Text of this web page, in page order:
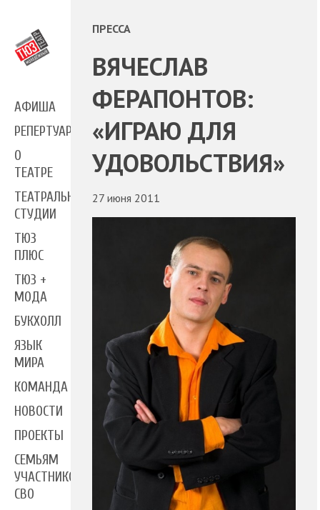
АФИША
РЕПЕРТУАР
О
ТЕАТРЕ
ТЕАТРАЛЬНЫЕ
СТУДИИ
ТЮЗ
ПЛЮС
ТЮЗ +
МОДА
БУКХОЛЛ
ЯЗЫК
МИРА
КОМАНДА
НОВОСТИ
ПРОЕКТЫ
СЕМЬЯМ
УЧАСТНИКОВ
СВО
ПРЕССА
ВЯЧЕСЛАВ
ФЕРАПОНТОВ:
«ИГРАЮ ДЛЯ
УДОВОЛЬСТВИЯ»
27 июня 2011